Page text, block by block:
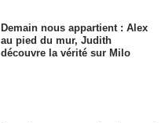
Demain nous appartient : Alex
au pied du mur, Judith
découvre la vérité sur Milo